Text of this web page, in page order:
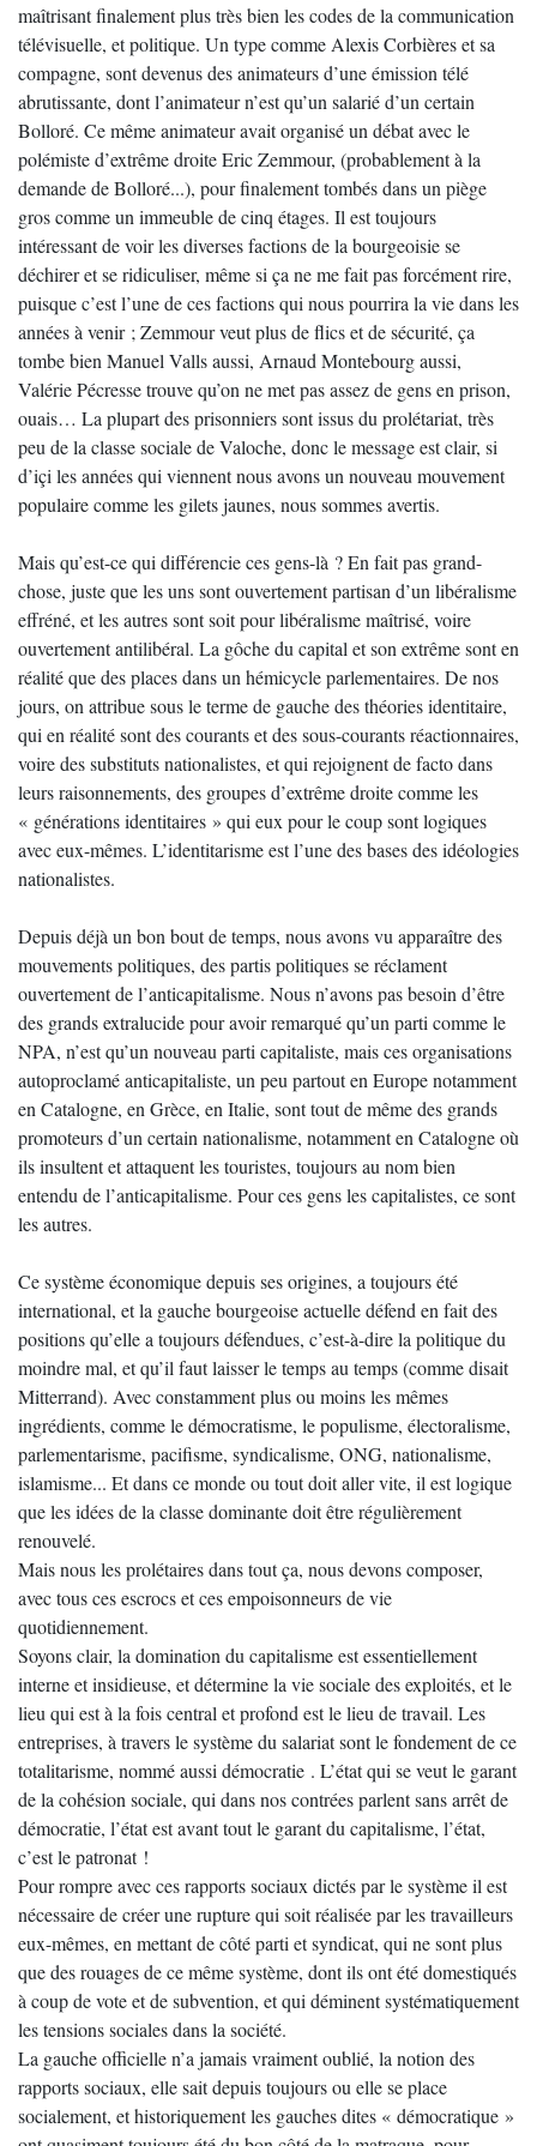
maîtrisant finalement plus très bien les codes de la communication
télévisuelle, et politique. Un type comme Alexis Corbières et sa
compagne, sont devenus des animateurs d’une émission télé
abrutissante, dont l’animateur n’est qu’un salarié d’un certain
Bolloré. Ce même animateur avait organisé un débat avec le
polémiste d’extrême droite Eric Zemmour, (probablement à la
demande de Bolloré...), pour finalement tombés dans un piège
gros comme un immeuble de cinq étages. Il est toujours
intéressant de voir les diverses factions de la bourgeoisie se
déchirer et se ridiculiser, même si ça ne me fait pas forcément rire,
puisque c’est l’une de ces factions qui nous pourrira la vie dans les
années à venir ; Zemmour veut plus de flics et de sécurité, ça
tombe bien Manuel Valls aussi, Arnaud Montebourg aussi,
Valérie Pécresse trouve qu’on ne met pas assez de gens en prison,
ouais… La plupart des prisonniers sont issus du prolétariat, très
peu de la classe sociale de Valoche, donc le message est clair, si
d’içi les années qui viennent nous avons un nouveau mouvement
populaire comme les gilets jaunes, nous sommes avertis.
Mais qu’est-ce qui différencie ces gens-là ? En fait pas grand-
chose, juste que les uns sont ouvertement partisan d’un libéralisme
effréné, et les autres sont soit pour libéralisme maîtrisé, voire
ouvertement antilibéral. La gôche du capital et son extrême sont en
réalité que des places dans un hémicycle parlementaires. De nos
jours, on attribue sous le terme de gauche des théories identitaire,
qui en réalité sont des courants et des sous-courants réactionnaires,
voire des substituts nationalistes, et qui rejoignent de facto dans
leurs raisonnements, des groupes d’extrême droite comme les
« générations identitaires » qui eux pour le coup sont logiques
avec eux-mêmes. L’identitarisme est l’une des bases des idéologies
nationalistes.
Depuis déjà un bon bout de temps, nous avons vu apparaître des
mouvements politiques, des partis politiques se réclament
ouvertement de l’anticapitalisme. Nous n’avons pas besoin d’être
des grands extralucide pour avoir remarqué qu’un parti comme le
NPA, n’est qu’un nouveau parti capitaliste, mais ces organisations
autoproclamé anticapitaliste, un peu partout en Europe notamment
en Catalogne, en Grèce, en Italie, sont tout de même des grands
promoteurs d’un certain nationalisme, notamment en Catalogne où
ils insultent et attaquent les touristes, toujours au nom bien
entendu de l’anticapitalisme. Pour ces gens les capitalistes, ce sont
les autres.
Ce système économique depuis ses origines, a toujours été
international, et la gauche bourgeoise actuelle défend en fait des
positions qu’elle a toujours défendues, c’est-à-dire la politique du
moindre mal, et qu’il faut laisser le temps au temps (comme disait
Mitterrand). Avec constamment plus ou moins les mêmes
ingrédients, comme le démocratisme, le populisme, électoralisme,
parlementarisme, pacifisme, syndicalisme, ONG, nationalisme,
islamisme... Et dans ce monde ou tout doit aller vite, il est logique
que les idées de la classe dominante doit être régulièrement
renouvelé.
Mais nous les prolétaires dans tout ça, nous devons composer,
avec tous ces escrocs et ces empoisonneurs de vie
quotidiennement.
Soyons clair, la domination du capitalisme est essentiellement
interne et insidieuse, et détermine la vie sociale des exploités, et le
lieu qui est à la fois central et profond est le lieu de travail. Les
entreprises, à travers le système du salariat sont le fondement de ce
totalitarisme, nommé aussi démocratie . L’état qui se veut le garant
de la cohésion sociale, qui dans nos contrées parlent sans arrêt de
démocratie, l’état est avant tout le garant du capitalisme, l’état,
c’est le patronat !
Pour rompre avec ces rapports sociaux dictés par le système il est
nécessaire de créer une rupture qui soit réalisée par les travailleurs
eux-mêmes, en mettant de côté parti et syndicat, qui ne sont plus
que des rouages de ce même système, dont ils ont été domestiqués
à coup de vote et de subvention, et qui déminent systématiquement
les tensions sociales dans la société.
La gauche officielle n’a jamais vraiment oublié, la notion des
rapports sociaux, elle sait depuis toujours ou elle se place
socialement, et historiquement les gauches dites « démocratique »